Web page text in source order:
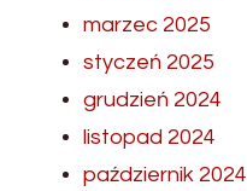
marzec 2025
styczeń 2025
grudzień 2024
listopad 2024
październik 2024